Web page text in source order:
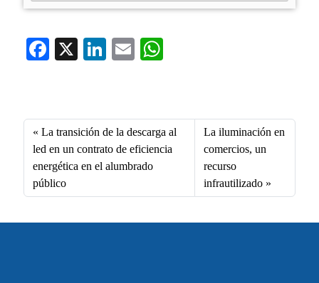
Fa
ok
X
Li
In
E
A
pp
bo
ok
ed
In
ail ts
A
La transición de la descarga al
led en un contrato de eficiencia
energética en el alumbrado
público
La iluminación en
comercios, un
recurso
infrautilizado